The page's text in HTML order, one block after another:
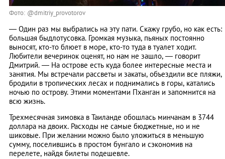
Фото: @dmitriy_provotorov
— Один раз мы выбрались на эту пати. Скажу грубо, но как есть:
большая быдлотусовка. Громкая музыка, пьяных постоянно
выносят, кто-то блюет в море, кто-то туда в туалет ходит.
Любители вечеринок оценят, но нам не зашло, — говорит
Дмитрий. — На острове есть куда более интересные места и
занятия. Мы встречали рассветы и закаты, объездили все пляжи,
бродили в тропических лесах и поднимались в горы, катались
ночью по острову. Этими моментами Пханган и запомнится на
всю жизнь.
Трехмесячная зимовка в Таиланде обошлась минчанам в 3744
доллара на двоих. Расходы не самые бюджетные, но и не
шиковые. При желании можно было уложиться в меньшую
сумму, поселившись в простом бунгало и сэкономив на
перелете, найдя билеты подешевле.